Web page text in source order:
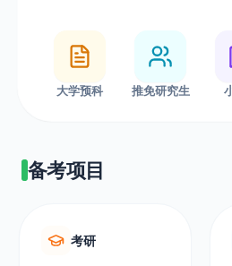
学
旅
大学预科 推免研究生
备考项目
考研